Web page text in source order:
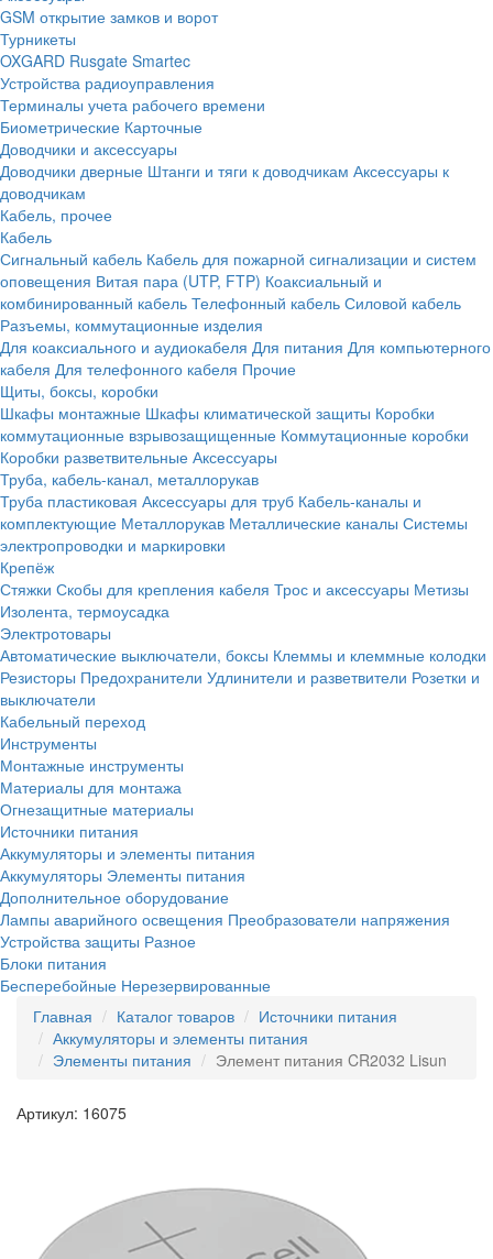
GSM открытие замков и ворот
Турникеты
OXGARD Rusgate Smartec
Устройства радиоуправления
Терминалы учета рабочего времени
Биометрические Карточные
Доводчики и аксессуары
Доводчики дверные Штанги и тяги к доводчикам Аксессуары к
доводчикам
Кабель, прочее
Кабель
Сигнальный кабель Кабель для пожарной сигнализации и систем
оповещения Витая пара (UTP, FTP) Коаксиальный и
комбинированный кабель Телефонный кабель Силовой кабель
Разъемы, коммутационные изделия
Для коаксиального и аудиокабеля Для питания Для компьютерного
кабеля Для телефонного кабеля Прочие
Щиты, боксы, коробки
Шкафы монтажные Шкафы климатической защиты Коробки
коммутационные взрывозащищенные Коммутационные коробки
Коробки разветвительные Аксессуары
Труба, кабель-канал, металлорукав
Труба пластиковая Аксессуары для труб Кабель-каналы и
комплектующие Металлорукав Металлические каналы Системы
электропроводки и маркировки
Крепёж
Стяжки Скобы для крепления кабеля Трос и аксессуары Метизы
Изолента, термоусадка
Электротовары
Автоматические выключатели, боксы Клеммы и клеммные колодки
Резисторы Предохранители Удлинители и разветвители Розетки и
выключатели
Кабельный переход
Инструменты
Монтажные инструменты
Материалы для монтажа
Огнезащитные материалы
Источники питания
Аккумуляторы и элементы питания
Аккумуляторы Элементы питания
Дополнительное оборудование
Лампы аварийного освещения Преобразователи напряжения
Устройства защиты Разное
Блоки питания
Бесперебойные Нерезервированные
Главная
Каталог товаров
Источники питания
Аккумуляторы и элементы питания
Элементы питания
Элемент питания CR2032 Lisun
Артикул: 16075